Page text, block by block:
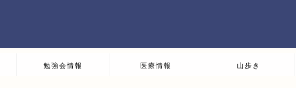
勉強会情報 医療情報 山歩き